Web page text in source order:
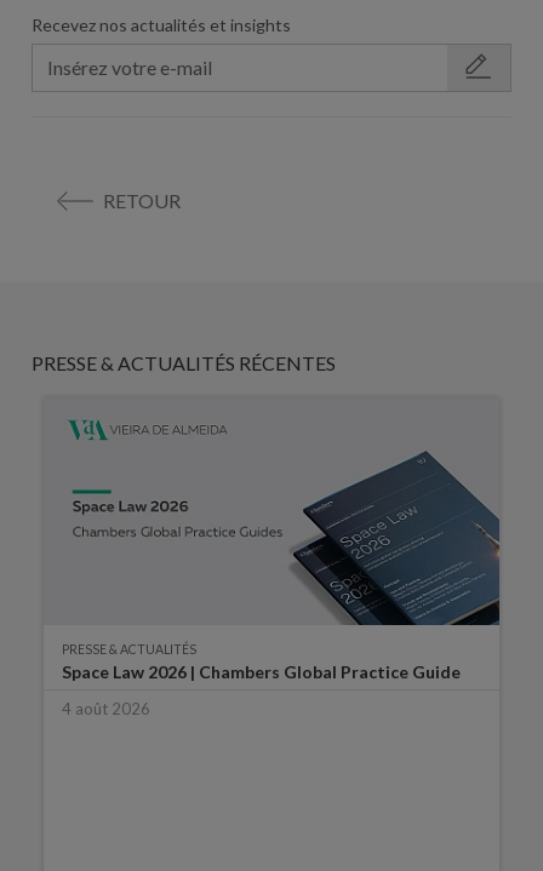
Recevez nos actualités et insights
RETOUR
PRESSE & ACTUALITÉS RÉCENTES
PRESSE & ACTUALITÉS
Space Law 2026 | Chambers Global Practice Guide
4 août 2026